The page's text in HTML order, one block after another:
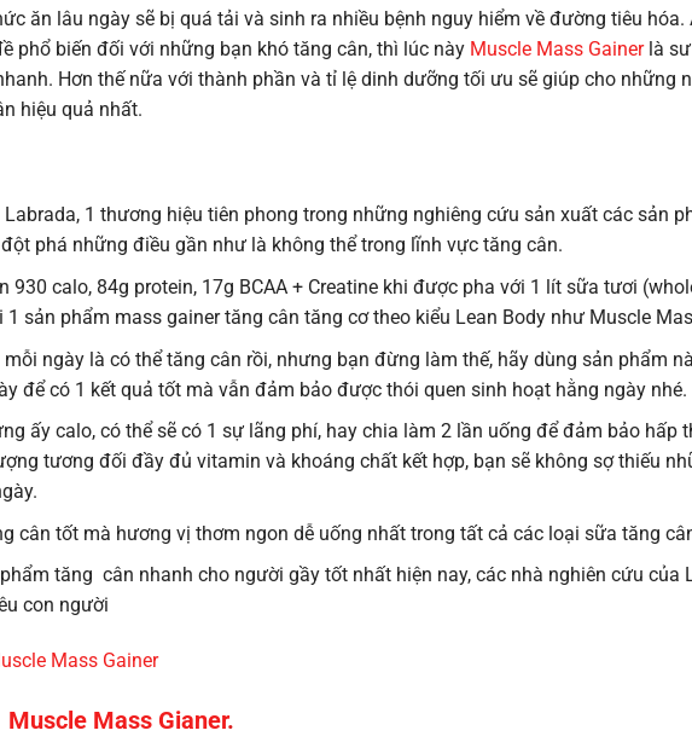
ăn lâu ngày sẽ bị quá tải và sinh ra nhiều bệnh nguy hiểm về đường tiêu hóa.
phổ biến đối với những bạn khó tăng cân, thì lúc này Muscle Mass Gainerlà sư
Hơn thế nữa với thành phần và tỉ lệ dinh dưỡng tối ưu sẽ giúp cho những
hiệu quả nhất.
1 thương hiệu tiên phong trong những nghiêng cứu sản xuất các sản
phá những điều gần như là không thể trong lĩnh vực tăng cân.
930 calo, 84g protein, 17g BCAA + Creatine khi được pha với 1 lít sữa tươi
sản phẩm mass gainer tăng cân tăng cơ theo kiểu Lean Body như Muscle
ngày là có thể tăng cân rồi, nhưng bạn đừng làm thế, hãy dùng sản phẩm
để có 1 kết quả tốt mà vẫn đảm bảo được thói quen sinh hoạt hằng ngày nhé.
ấy calo, có thể sẽ có 1 sự lãng phí, hay chia làm 2 lần uống để đảm bảo hấp
tương đối đầy đủ vitamin và khoáng chất kết hợp, bạn sẽ không sợ thiếu
cân tốt mà hương vị thơm ngon dễ uống nhất trong tất cả các loại sữa tăng
tăng cân nhanh cho người gầy tốt nhất hiện nay, các nhà nghiên cứu của
con người
Mass Gainer
Mass Gianer.